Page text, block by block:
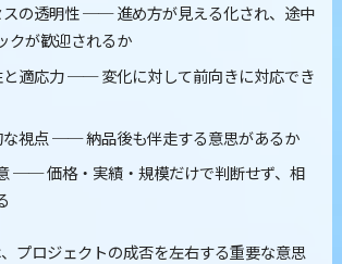
の透明性 ── 進め方が見える化され、途中
クが歓迎されるか
適応力 ── 変化に対して前向きに対応でき
な視点 ── 納品後も伴走する意思があるか
── 価格・実績・規模だけで判断せず、相
プロジェクトの成否を左右する重要な意思